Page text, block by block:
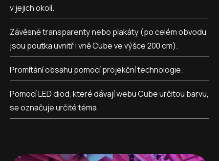
v jejich okolí.
Závěsné transparenty nebo plakáty (po celém obvodu
jsou poutka uvnitř i vně Cube ve výšce 200 cm).
Promítání obsahu pomocí projekční technologie.
Pomocí LED diod, které dávají webu Cube určitou barvu,
se označuje určité téma.